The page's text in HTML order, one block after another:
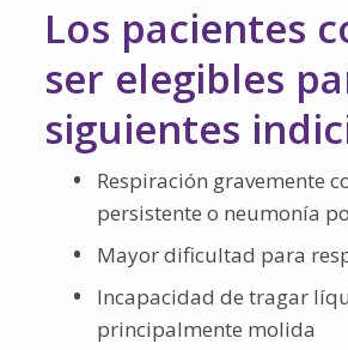
Los pacientes
ser elegibles
siguientes
Respiración gravemente
persistente o neumonía
Mayor dificultad para
Incapacidad de tragar
principalmente molida